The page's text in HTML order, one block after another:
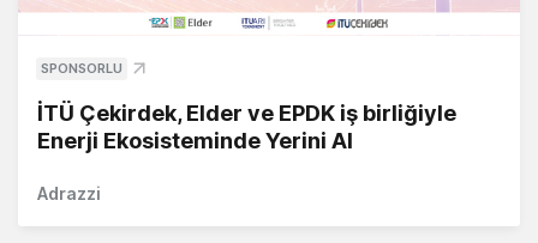
SPONSORLU
İTÜ Çekirdek, Elder ve EPDK iş birliğiyle
Enerji Ekosisteminde Yerini Al
Adrazzi